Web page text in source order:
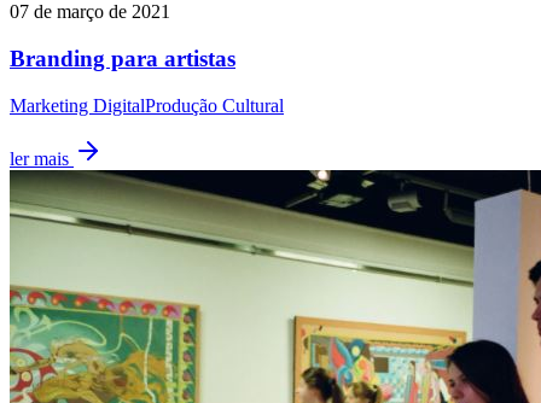
07 de março de 2021
Branding para artistas
Marketing DigitalProdução Cultural
ler mais